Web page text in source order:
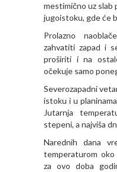
mestimično uz slab
jugoistoku, gde će
Prolazno
zahvatiti zapad i
proširiti i na
očekuje samo
Severozapadni
istoku i u
Jutarnja
stepeni, a najviša
Narednih dana
temperaturom
za ovo doba